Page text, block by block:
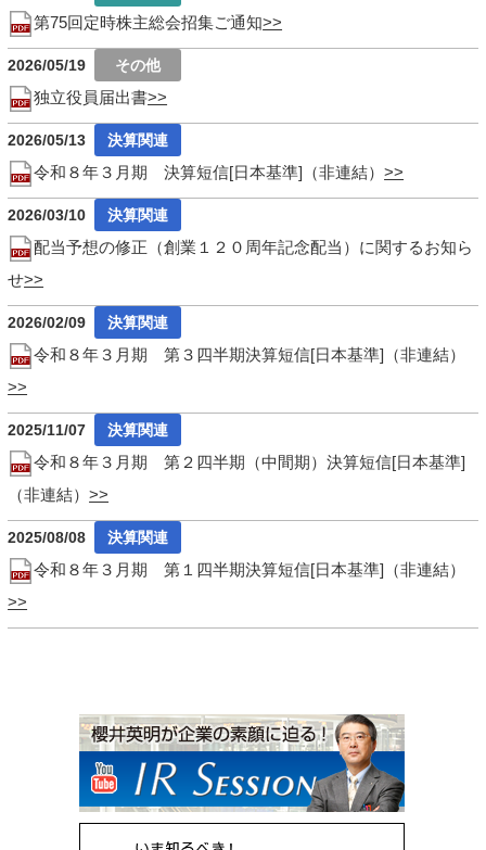
第75回定時株主総会招集ご通知
2026/05/19
独立役員届出書
2026/05/13
令和８年３月期 決算短信[日本基準]（非連結）
2026/03/10
配当予想の修正（創業１２０周年記念配当）に関するお知ら
せ
2026/02/09
令和８年３月期 第３四半期決算短信[日本基準]（非連結）
2025/11/07
令和８年３月期 第２四半期（中間期）決算短信[日本基準]
（非連結）
2025/08/08
令和８年３月期 第１四半期決算短信[日本基準]（非連結）